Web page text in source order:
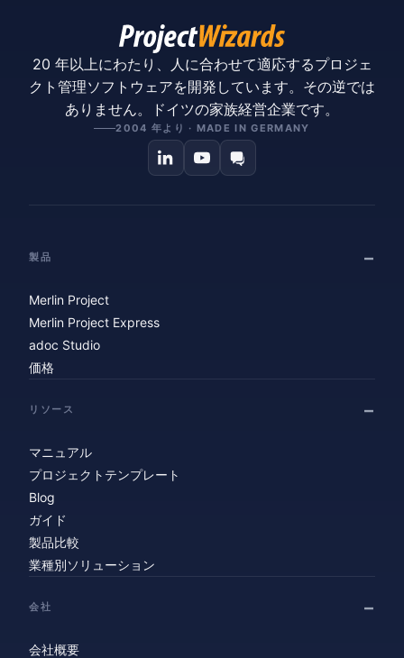
20 年以上にわたり、人に合わせて適応するプロジェ
クト管理ソフトウェアを開発しています。その逆では
ありません。ドイツの家族経営企業です。
2004 年より · MADE IN GERMANY
製品
Merlin Project
Merlin Project Express
adoc Studio
価格
リソース
マニュアル
プロジェクトテンプレート
Blog
ガイド
製品比較
業種別ソリューション
会社
会社概要